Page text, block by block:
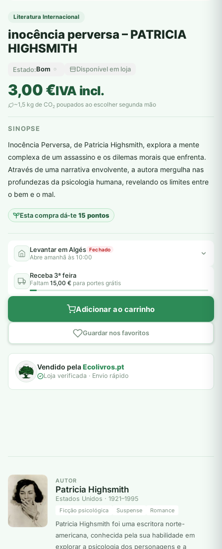
Literatura Internacional
inocência perversa – PATRICIA
HIGHSMITH
Estado:Bom Disponível em loja
3,00€IVA incl.
~1,5 kg de CO2 poupados ao escolher segunda mão
SINOPSE
Inocência Perversa, de Patricia Highsmith, explora a mente
complexa de um assassino e os dilemas morais que enfrenta.
Através de uma narrativa envolvente, a autora mergulha nas
profundezas da psicologia humana, revelando os limites entre
o bem e o mal.
Esta compra dá-te15 pontos
Levantar em Algés Fechado
Abre amanhã às 10:00
Receba 3ª feira
Faltam 15,00 € para portes grátis
Adicionar ao carrinho
Guardar nos favoritos
Vendido pelaEcolivros.pt
Loja verificada · Envio rápido
AUTOR
Patricia Highsmith
Estados Unidos · 1921–1995
Ficção psicológica Suspense Romance
Patricia Highsmith foi uma escritora norte-
americana, conhecida pela sua habilidade em
explorar a psicologia dos personagens e a